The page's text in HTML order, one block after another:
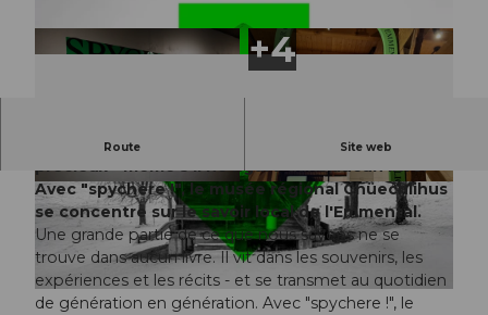
© Guidle.com
© Guidle.com © Guidle.com
Route Site web
"Chörblichrut ! Kennsch ?" Le savoir d'ici est
précieux - même s'il ne figure dans aucun livre.
Avec "spychere !", le musée régional Chüechlihus
se concentre sur le savoir local de l'Emmental.
Une grande partie de ce que nous savons ne se
trouve dans aucun livre. Il vit dans les souvenirs, les
expériences et les récits - et se transmet au quotidien
de génération en génération. Avec "spychere !", le